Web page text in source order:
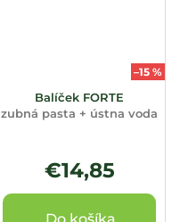
–15 %
Balíček FORTE
zubná pasta + ústna voda
€14,85